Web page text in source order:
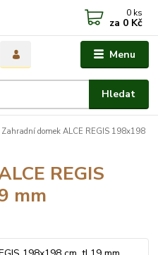
Menu
Hledat
0 ks
za 0 Kč
Zahradní domek ALCE REGIS 198x198
REGIS
mm